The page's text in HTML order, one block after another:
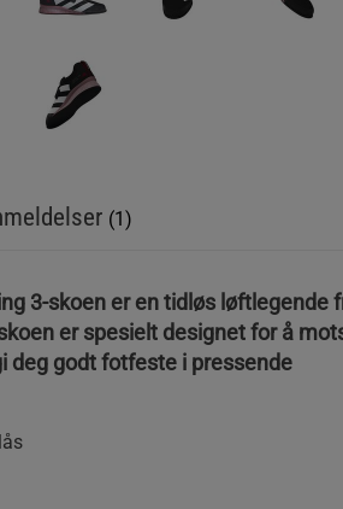
(1)
3-skoen er en tidløs løftlegende
er spesielt designet for å
deg godt fotfeste i pressende